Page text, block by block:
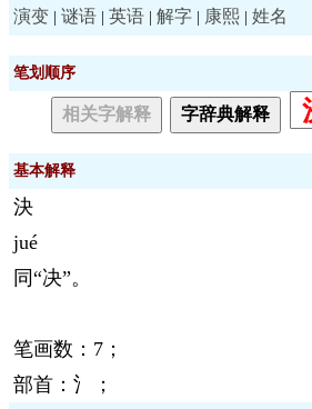
演变 | 谜语 | 英语 | 解字 | 康熙 | 姓名
笔划顺序
相关字解释 字辞典解释
基本解释
決
jué
同“决”。
笔画数：7；
部首：氵；